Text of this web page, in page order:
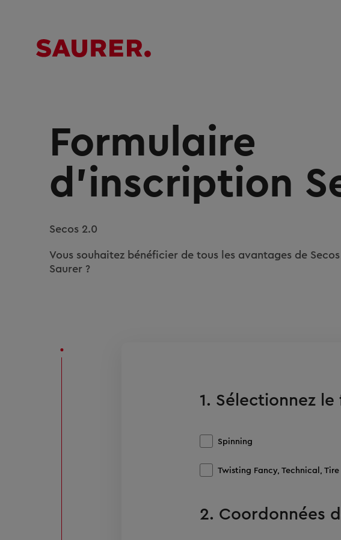
Formulaire
d’inscription
Secos 2.0
Vous souhaitez bénéficier de tous les avantages de
Saurer ?
1. Sélectionnez
Spinning
Twisting Fancy, Technical, Tire
2. Coordonnées